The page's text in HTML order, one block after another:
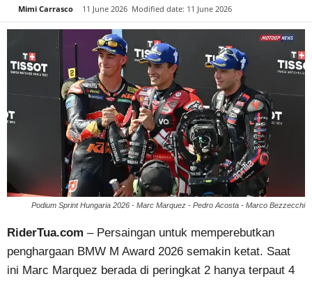
Mimi Carrasco 11 June 2026 Modified date: 11 June 2026
Podium Sprint Hungaria 2026 - Marc Marquez - Pedro Acosta - Marco Bezzecchi
RiderTua.com – Persaingan untuk memperebutkan
penghargaan BMW M Award 2026 semakin ketat. Saat
ini Marc Marquez berada di peringkat 2 hanya terpaut 4